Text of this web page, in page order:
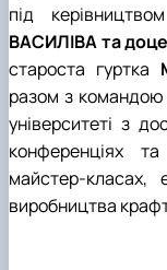
під
ВАСИЛІВА та
староста гуртка
разом з командою
університеті з
конференціях
майстер-класах,
виробництва